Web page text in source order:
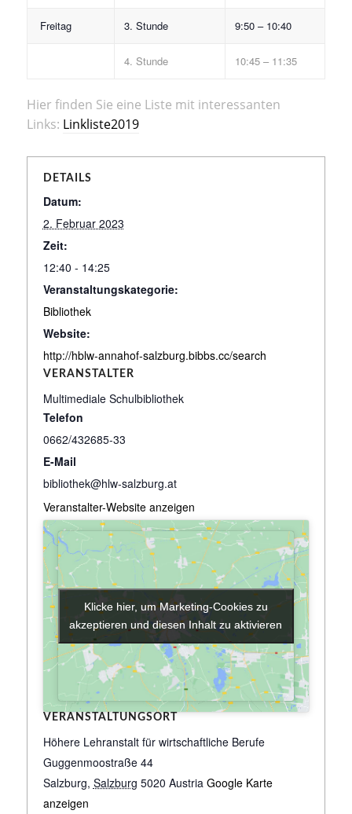
Freitag 3. Stunde 9:50 – 10:40
4. Stunde 10:45 – 11:35
Hier finden Sie eine Liste mit interessanten
Links: Linkliste2019
DETAILS
Datum:
2. Februar 2023
Zeit:
12:40 - 14:25
Veranstaltungskategorie:
Bibliothek
Website:
http://hblw-annahof-salzburg.bibbs.cc/search
VERANSTALTER
Multimediale Schulbibliothek
Telefon
0662/432685-33
E-Mail
bibliothek@hlw-salzburg.at
Veranstalter-Website anzeigen
VERANSTALTUNGSORT
Höhere Lehranstalt für wirtschaftliche Berufe
Guggenmoostraße 44
Salzburg, Salzburg 5020 Austria Google Karte
anzeigen
Klicke hier, um Marketing-Cookies zu
akzeptieren und diesen Inhalt zu aktivieren
Klicke hier, um Marketing-Cookies zu
akzeptieren und diesen Inhalt zu aktivieren